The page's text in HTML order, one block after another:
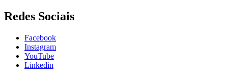
Redes Sociais
Facebook
Instagram
YouTube
Linkedin